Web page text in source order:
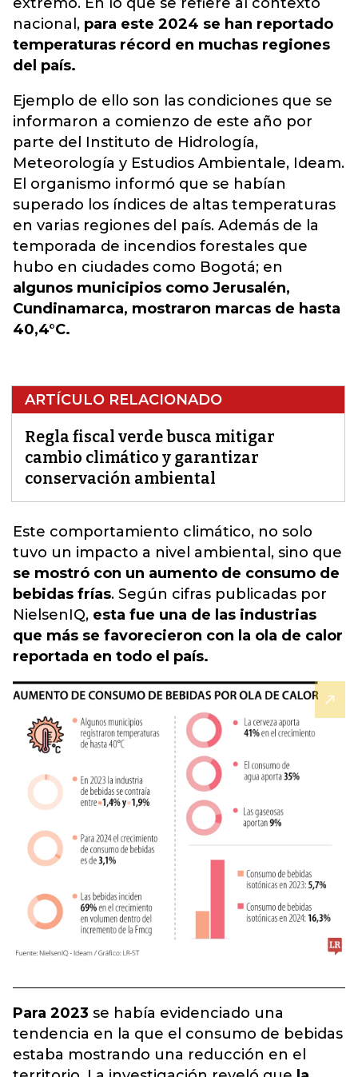
nacional, para este 2024 se han reportado
temperaturas récord en muchas regiones
del país.
Ejemplo de ello son las condiciones que se
informaron a comienzo de este año por
parte del Instituto de Hidrología,
Meteorología y Estudios Ambientale, Ideam.
El organismo informó que se habían
superado los índices de altas temperaturas
en varias regiones del país. Además de la
temporada de incendios forestales que
hubo en ciudades como Bogotá; en
algunos municipios como Jerusalén,
Cundinamarca, mostraron marcas de hasta
40,4°C.
ARTÍCULO RELACIONADO
Regla fiscal verde busca mitigar
cambio climático y garantizar
conservación ambiental
Este comportamiento climático, no solo
tuvo un impacto a nivel ambiental, sino que
se mostró con un aumento de consumo de
bebidas frías. Según cifras publicadas por
NielsenIQ, esta fue una de las industrias
que más se favorecieron con la ola de calor
reportada en todo el país.
Para 2023 se había evidenciado una
tendencia en la que el consumo de bebidas
estaba mostrando una reducción en el